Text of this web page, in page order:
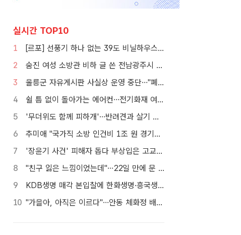
실시간 TOP10
1
[르포] 선풍기 하나 없는 39도 비닐하우스…이주노동자의 '악몽같은 폭염'
2
숨진 여성 소방관 비하 글 쓴 전남광주시 공무원 입건
3
울릉군 자유게시판 사실상 운영 중단…"폐쇄" vs "소통창구 지켜야"
4
쉴 틈 없이 돌아가는 에어컨…전기화재 여름철에 몰린다
5
'무더위도 함께 피하개'…반려견과 살기 좋은 자치구는 어디
6
추미애 "국가직 소방 인건비 1조 원 경기도가 대납…재정개혁 시급"
7
'장윤기 사건' 피해자 돕다 부상입은 고교생 의상자 인정
8
"친구 잃은 느낌이었는데"…22일 만에 문 연 홈플러스 가보니[TF현장]
9
KDB생명 매각 본입찰에 한화생명·흥국생명·한투금융 등 3개사 참여
10
"가을아, 아직은 이르다"…안동 체화정 배롱나무의 마지막 여름